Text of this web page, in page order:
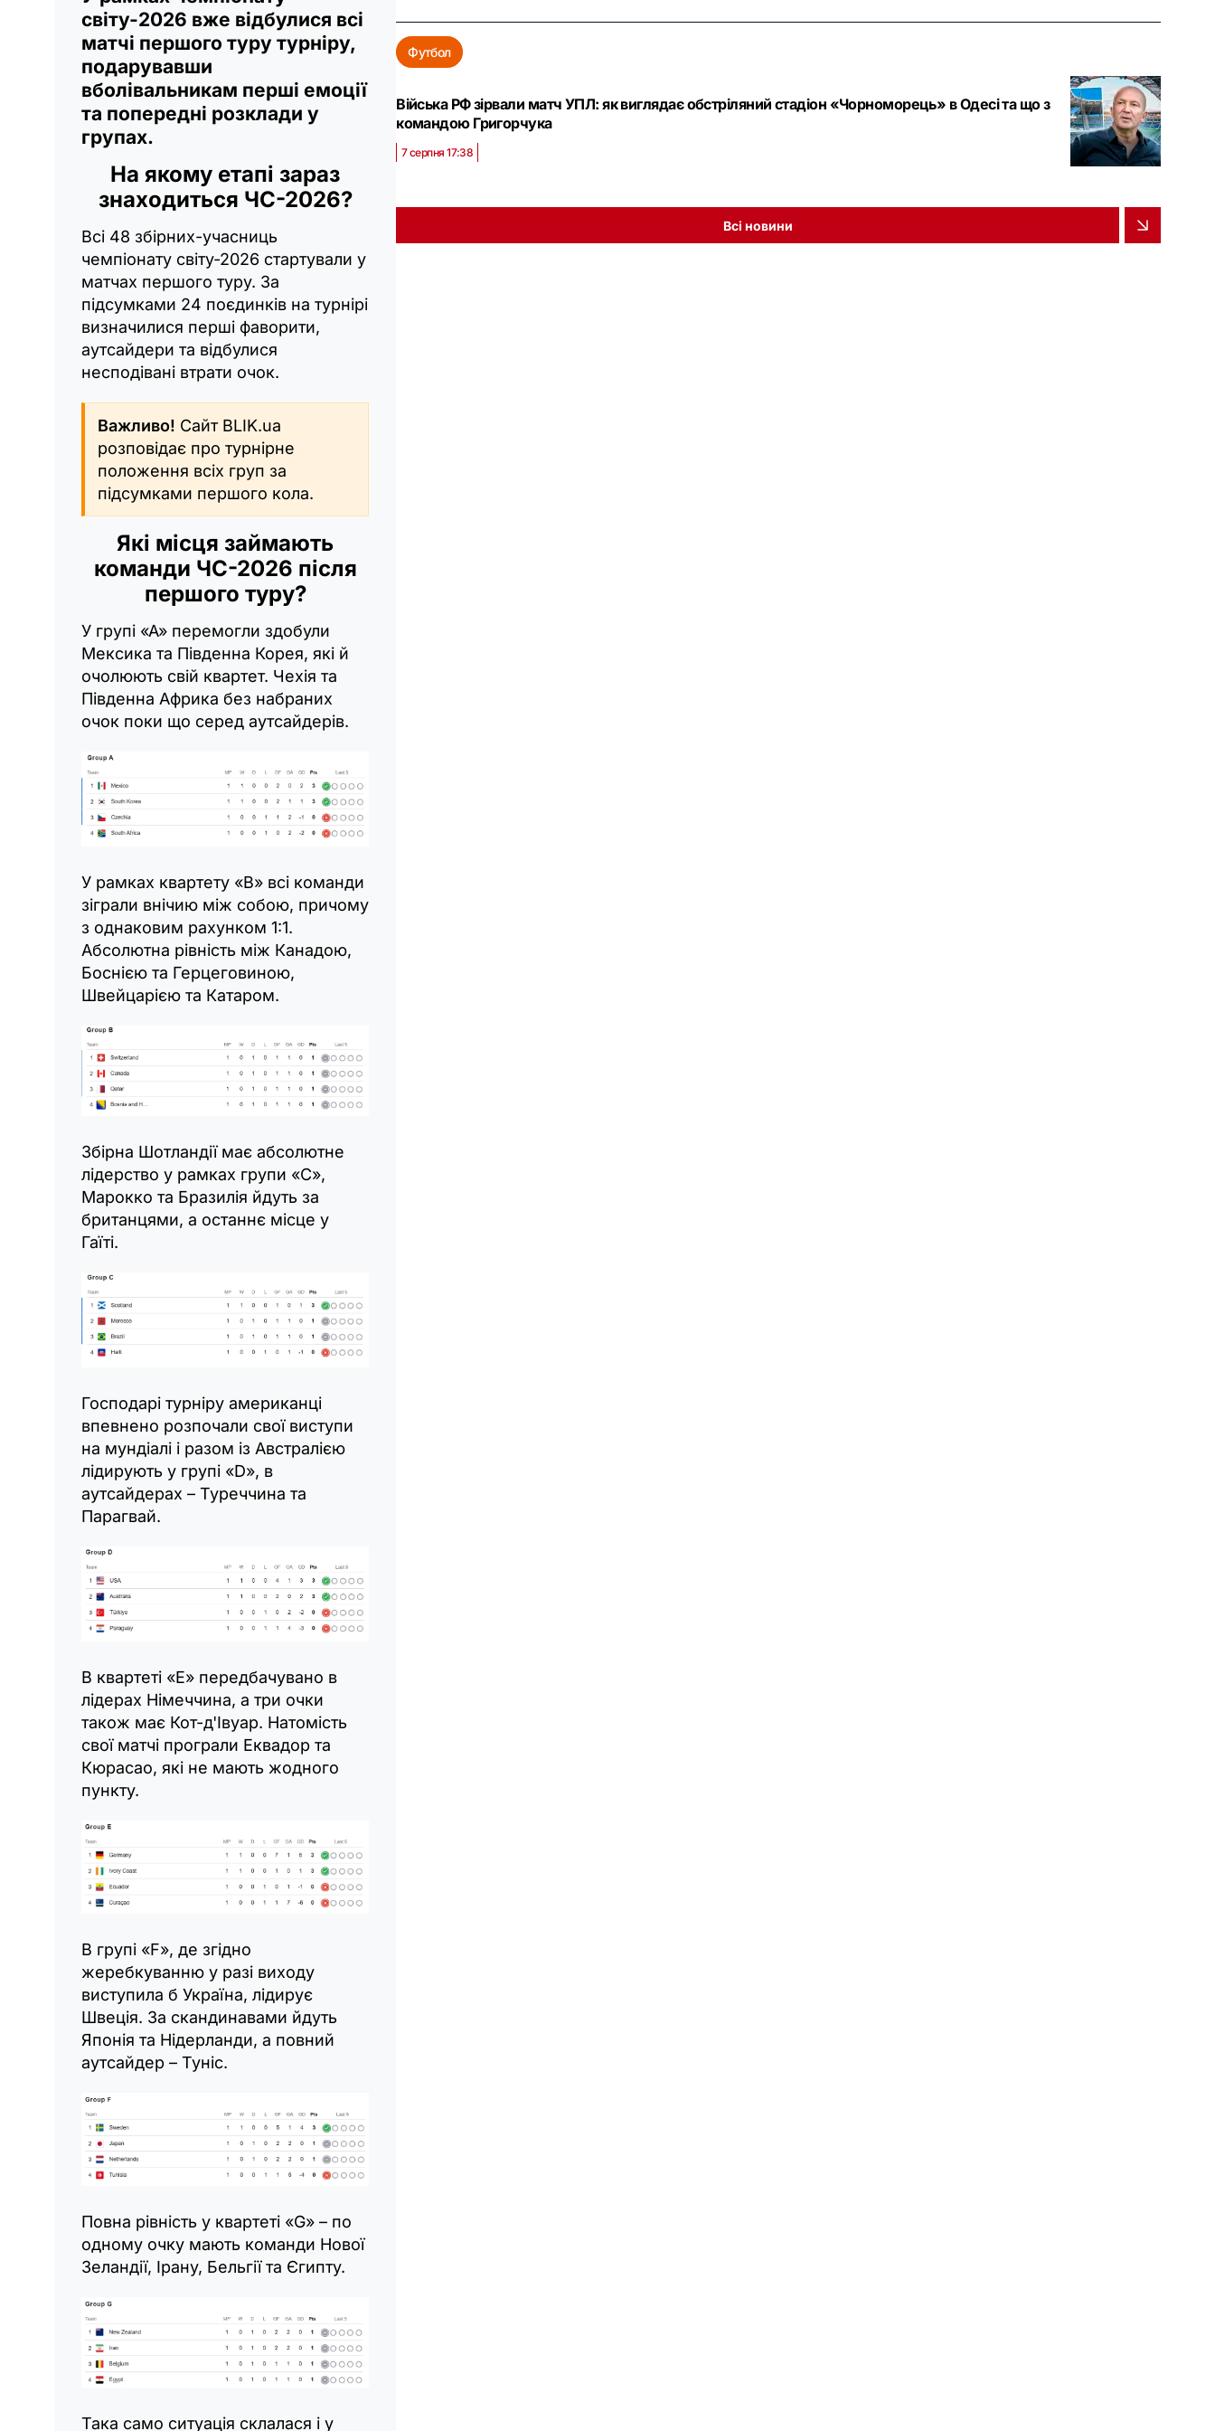
світу-2026 вже відбулися всі
матчі першого туру турніру,
подарувавши
вболівальникам перші емоції
та попередні розклади у
групах.
На якому етапі зараз
знаходиться ЧС-2026?
Всі 48 збірних-учасниць
чемпіонату світу-2026 стартували у
матчах першого туру. За
підсумками 24 поєдинків на турнірі
визначилися перші фаворити,
аутсайдери та відбулися
несподівані втрати очок.
Важливо! Сайт BLIK.ua
розповідає про турнірне
положення всіх груп за
підсумками першого кола.
Які місця займають
команди ЧС-2026 після
першого туру?
У групі «А» перемогли здобули
Мексика та Південна Корея, які й
очолюють свій квартет. Чехія та
Південна Африка без набраних
очок поки що серед аутсайдерів.
У рамках квартету «B» всі команди
зіграли внічию між собою, причому
з однаковим рахунком 1:1.
Абсолютна рівність між Канадою,
Боснією та Герцеговиною,
Швейцарією та Катаром.
Збірна Шотландії має абсолютне
лідерство у рамках групи «С»,
Марокко та Бразилія йдуть за
британцями, а останнє місце у
Гаїті.
Господарі турніру американці
впевнено розпочали свої виступи
на мундіалі і разом із Австралією
лідирують у групі «D», в
аутсайдерах – Туреччина та
Парагвай.
В квартеті «Е» передбачувано в
лідерах Німеччина, а три очки
також має Кот-д'Івуар. Натомість
свої матчі програли Еквадор та
Кюрасао, які не мають жодного
пункту.
В групі «F», де згідно
жеребкуванню у разі виходу
виступила б Україна, лідирує
Швеція. За скандинавами йдуть
Японія та Нідерланди, а повний
аутсайдер – Туніс.
Повна рівність у квартеті «G» – по
одному очку мають команди Нової
Зеландії, Ірану, Бельгії та Єгипту.
Така само ситуація склалася і у
Футбол
Війська РФ зірвали матч УПЛ: як виглядає обстріляний стадіон «Чорноморець» в Одесі та що з
командою Григорчука
7 серпня 17:38
Всі новини